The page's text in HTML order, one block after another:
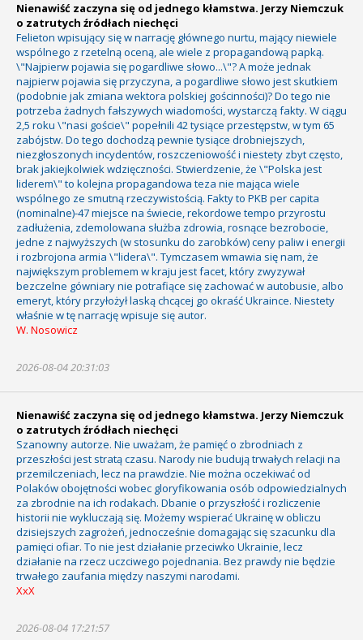
Nienawiść zaczyna się od jednego kłamstwa. Jerzy Niemczuk
o zatrutych źródłach niechęci
Felieton wpisujący się w narrację głównego nurtu, mający niewiele
wspólnego z rzetelną oceną, ale wiele z propagandową papką.
\"Najpierw pojawia się pogardliwe słowo...\"? A może jednak
najpierw pojawia się przyczyna, a pogardliwe słowo jest skutkiem
(podobnie jak zmiana wektora polskiej gościnności)? Do tego nie
potrzeba żadnych fałszywych wiadomości, wystarczą fakty. W ciągu
2,5 roku \"nasi goście\" popełnili 42 tysiące przestępstw, w tym 65
zabójstw. Do tego dochodzą pewnie tysiące drobniejszych,
niezgłoszonych incydentów, roszczeniowość i niestety zbyt często,
brak jakiejkolwiek wdzięczności. Stwierdzenie, że \"Polska jest
liderem\" to kolejna propagandowa teza nie mająca wiele
wspólnego ze smutną rzeczywistością. Fakty to PKB per capita
(nominalne)-47 miejsce na świecie, rekordowe tempo przyrostu
zadłużenia, zdemolowana służba zdrowia, rosnące bezrobocie,
jedne z najwyższych (w stosunku do zarobków) ceny paliw i energii
i rozbrojona armia \"lidera\". Tymczasem wmawia się nam, że
największym problemem w kraju jest facet, który zwyzywał
bezczelne gówniary nie potrafiące się zachować w autobusie, albo
emeryt, który przyłożył laską chcącej go okraść Ukraince. Niestety
właśnie w tę narrację wpisuje się autor.
W. Nosowicz
2026-08-04 20:31:03
Nienawiść zaczyna się od jednego kłamstwa. Jerzy Niemczuk
o zatrutych źródłach niechęci
Szanowny autorze. Nie uważam, że pamięć o zbrodniach z
przeszłości jest stratą czasu. Narody nie budują trwałych relacji na
przemilczeniach, lecz na prawdzie. Nie można oczekiwać od
Polaków obojętności wobec gloryfikowania osób odpowiedzialnych
za zbrodnie na ich rodakach. Dbanie o przyszłość i rozliczenie
historii nie wykluczają się. Możemy wspierać Ukrainę w obliczu
dzisiejszych zagrożeń, jednocześnie domagając się szacunku dla
pamięci ofiar. To nie jest działanie przeciwko Ukrainie, lecz
działanie na rzecz uczciwego pojednania. Bez prawdy nie będzie
trwałego zaufania między naszymi narodami.
XxX
2026-08-04 17:21:57